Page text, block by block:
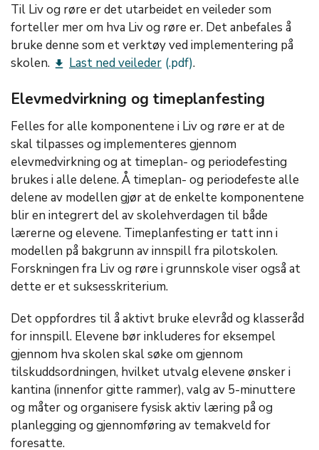
Til Liv og røre er det utarbeidet en veileder som
forteller mer om hva Liv og røre er. Det anbefales å
bruke denne som et verktøy ved implementering på
skolen. get_app Last ned veileder .
Elevmedvirkning og timeplanfesting
Felles for alle komponentene i Liv og røre er at de
skal tilpasses og implementeres gjennom
elevmedvirkning og at timeplan- og periodefesting
brukes i alle delene. Å timeplan- og periodefeste alle
delene av modellen gjør at de enkelte komponentene
blir en integrert del av skolehverdagen til både
lærerne og elevene. Timeplanfesting er tatt inn i
modellen på bakgrunn av innspill fra pilotskolen.
Forskningen fra Liv og røre i grunnskole viser også at
dette er et suksesskriterium.
Det oppfordres til å aktivt bruke elevråd og klasseråd
for innspill. Elevene bør inkluderes for eksempel
gjennom hva skolen skal søke om gjennom
tilskuddsordningen, hvilket utvalg elevene ønsker i
kantina (innenfor gitte rammer), valg av 5-minuttere
og måter og organisere fysisk aktiv læring på og
planlegging og gjennomføring av temakveld for
foresatte.